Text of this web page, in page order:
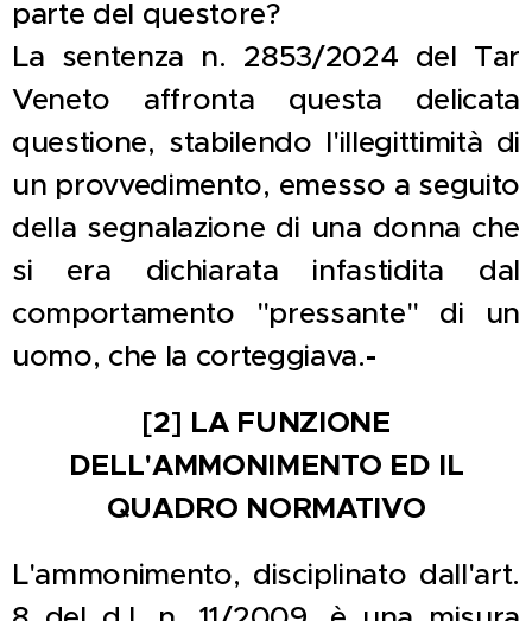
parte del questore?
La sentenza n. 2853/2024 del Tar
Veneto affronta questa delicata
questione, stabilendo l'illegittimità di
un provvedimento, emesso a seguito
della segnalazione di una donna che
si era dichiarata infastidita dal
comportamento "pressante" di un
uomo, che la corteggiava.-
[2] LA FUNZIONE
DELL'AMMONIMENTO ED IL
QUADRO NORMATIVO
L'ammonimento, disciplinato dall'art.